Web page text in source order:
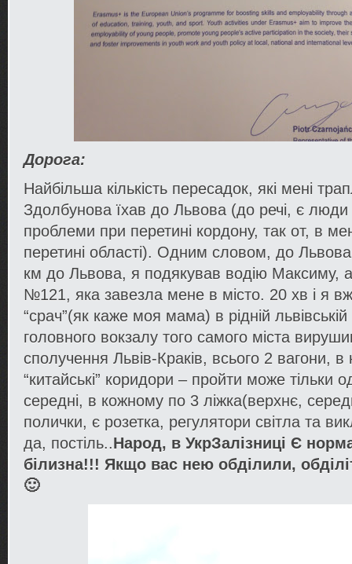
Дорога:
Найбільша кількість пересадок, які мені
Здолбунова їхав до Львова (до речі, є
проблеми при перетині кордону, так от, в
перетині області). Одним словом, до
км до Львова, я подякував водію Максиму,
№121, яка завезла мене в місто. 20 хв і я
“срач”(як каже моя мама) в рідній
головного вокзалу того самого міста
сполучення Львів-Краків, всього 2 вагони,
“китайські” коридори – пройти може тільки
середні, в кожному по 3 ліжка(верхнє,
полички, є розетка, регулятори світла та
да, постіль..Народ, в УкрЗалізниці Є
білизна!!! Якщо вас нею обділили,
🙂